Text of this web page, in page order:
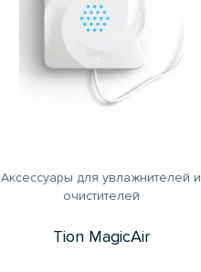
Аксессуары для увлажнителей и
очистителей
Tion MagicAir